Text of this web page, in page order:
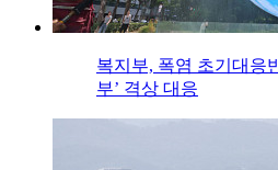
복지부, 폭염 초기대응
부’ 격상 대응